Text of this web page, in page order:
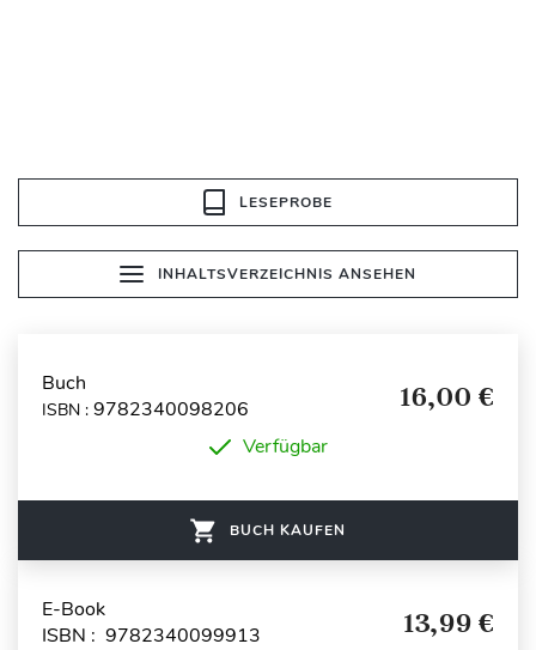
LESEPROBE
INHALTSVERZEICHNIS ANSEHEN
Buch
ISBN : 9782340098206 16,00 €
Verfügbar
BUCH KAUFEN
E-Book
ISBN : 9782340099913
13,99 €